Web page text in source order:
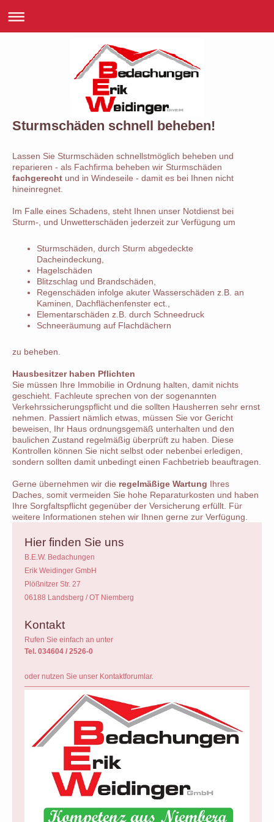
Sturmschäden schnell beheben!
Lassen Sie Sturmschäden schnellstmöglich beheben und
reparieren - als Fachfirma beheben wir Sturmschäden
fachgerecht und in Windeseile - damit es bei Ihnen nicht
hineinregnet.
Im Falle eines Schadens, steht Ihnen unser Notdienst bei
Sturm-, und Unwetterschäden jederzeit zur Verfügung um
Sturmschäden, durch Sturm abgedeckte
Dacheindeckung,
Hagelschäden
Blitzschlag und Brandschäden,
Regenschäden infolge akuter Wasserschäden z.B. an
Kaminen, Dachflächenfenster ect.,
Elementarschäden z.B. durch Schneedruck
Schneeräumung auf Flachdächern
zu beheben.
Hausbesitzer haben Pflichten
Sie müssen Ihre Immobilie in Ordnung halten, damit nichts
geschieht. Fachleute sprechen von der sogenannten
Verkehrssicherungspflicht und die sollten Hausherren sehr ernst
nehmen. Passiert nämlich etwas, müssen Sie vor Gericht
beweisen, Ihr Haus ordnungsgemäß unterhalten und den
baulichen Zustand regelmäßig überprüft zu haben. Diese
Kontrollen können Sie nicht selbst oder nebenbei erledigen,
sondern sollten damit unbedingt einen Fachbetrieb beauftragen.
Gerne übernehmen wir die regelmäßige Wartung Ihres
Daches, somit vermeiden Sie hohe Reparaturkosten und haben
Ihre Sorgfaltspflicht gegenüber der Versicherung erfüllt. Für
weitere Informationen stehen wir Ihnen gerne zur Verfügung.
Hier finden Sie uns
B.E.W. Bedachungen
Erik Weidinger GmbH
Plößnitzer Str. 27
06188 Landsberg / OT Niemberg
Kontakt
Rufen Sie einfach an unter
Tel. 034604 / 2526-0
oder nutzen Sie unser Kontaktforumlar.